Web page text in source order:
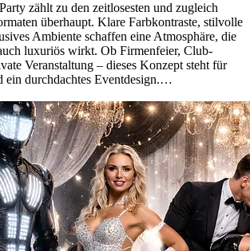
zählt zu den zeitlosesten und zugleich
überhaupt. Klare Farbkontraste, stilvolle
Ambiente schaffen eine Atmosphäre, die
luxuriös wirkt. Ob Firmenfeier, Club-
Veranstaltung – dieses Konzept steht für
ein durchdachtes Eventdesign.…